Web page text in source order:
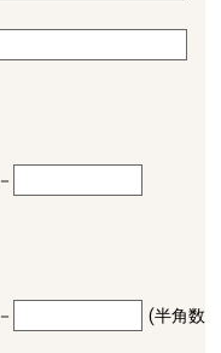
－
－
(半角数